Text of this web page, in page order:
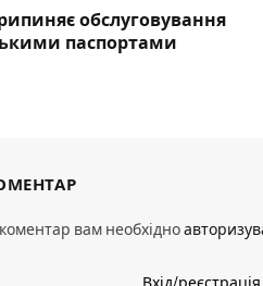
обслуговування
паспортами
вам необхідно